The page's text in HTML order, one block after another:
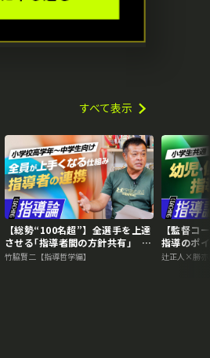
すべて表示
【総勢“100名超”】全選手を上達
させる｢指導者間の方針共有｣
#6
竹脇賢二【指導哲学編】
【監督コ
指導のポ
辻正人×勝亦